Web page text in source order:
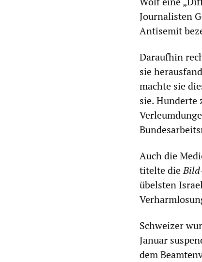
Journalisten
Antisemit
Daraufhin
sie
machte sie
sie.
Auch die
titelte die
übelsten
Schweizer
Januar
dem